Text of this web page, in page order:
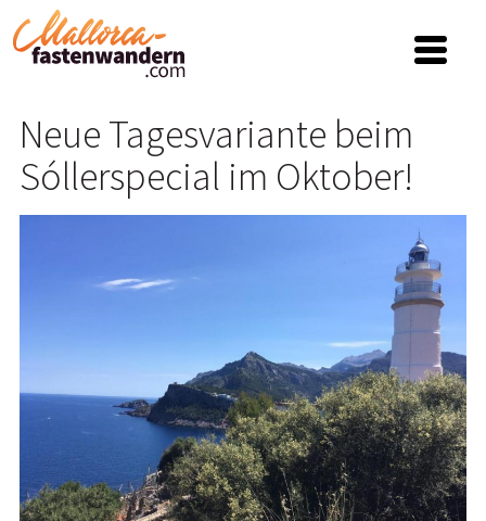
Neue Tagesvariante beim
Sóllerspecial im Oktober!